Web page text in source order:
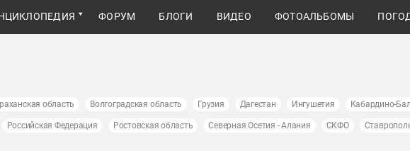
ФОРУМ БЛОГИ ВИДЕО ФОТОАЛЬБОМЫ
область Волгоградская область Грузия Дагестан Ингушетия Кабардино-
Российская Федерация Ростовская область Северная Осетия - Алания СКФО